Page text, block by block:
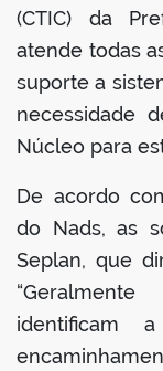
(CTIC) da
atende todas
suporte a
necessidade
Núcleo para
De acordo
do Nads, as
Seplan, que
identificam